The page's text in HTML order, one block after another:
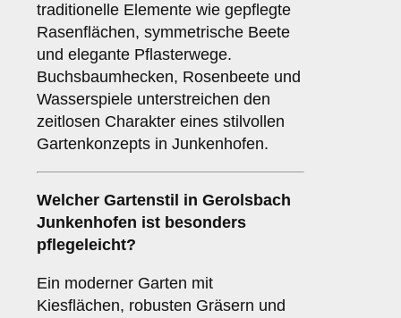
traditionelle Elemente wie gepflegte
Rasenflächen, symmetrische Beete
und elegante Pflasterwege.
Buchsbaumhecken, Rosenbeete und
Wasserspiele unterstreichen den
zeitlosen Charakter eines stilvollen
Gartenkonzepts in Junkenhofen.
Welcher Gartenstil in Gerolsbach
Junkenhofen ist besonders
pflegeleicht?
Ein moderner Garten mit
Kiesflächen, robusten Gräsern und